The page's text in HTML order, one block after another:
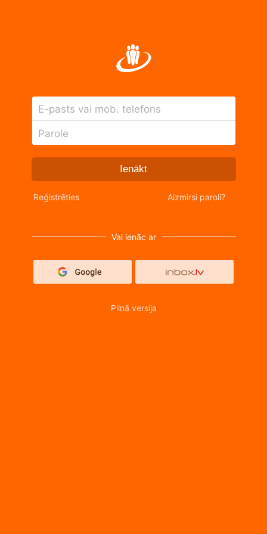
E-pasts vai mob. telefons
Parole
Ienākt
Reģistrēties Aizmirsi paroli?
Vai ienāc ar
Pilnā versija